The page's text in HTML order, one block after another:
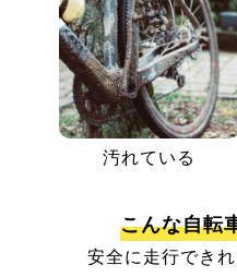
汚れている
こんな自転
安全に走行でき